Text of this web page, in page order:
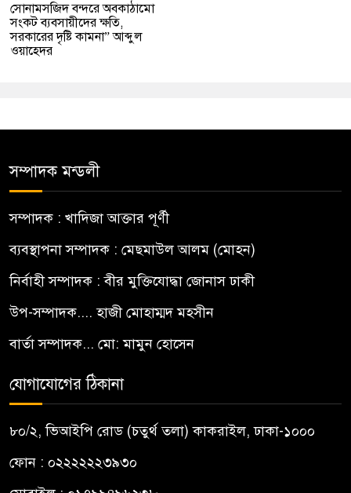
সোনামসজিদ বন্দরে অবকাঠামো
সংকট ব্যবসায়ীদের ক্ষতি,
সরকারের দৃষ্টি কামনা” আব্দুল
ওয়াহেদর
সম্পাদক মন্ডলী
সম্পাদক : খাদিজা আক্তার পূর্ণী
ব্যবস্থাপনা সম্পাদক : মেছমাউল আলম (মোহন)
নির্বাহী সম্পাদক : বীর মুক্তিযোদ্ধা জোনাস ঢাকী
উপ-সম্পাদক.... হাজী মোহাম্মদ মহসীন
বার্তা সম্পাদক... মো: মামুন হোসেন
যোগাযোগের ঠিকানা
৮০/২, ভিআইপি রোড (চতুর্থ তলা) কাকরাইল, ঢাকা-১০০০
ফোন : ০২২২২২২৩৯৩০